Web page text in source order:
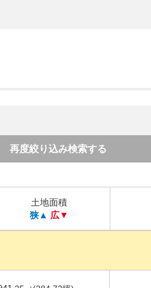
再度絞り込み検索する
土地面積
狭▲ 広▼